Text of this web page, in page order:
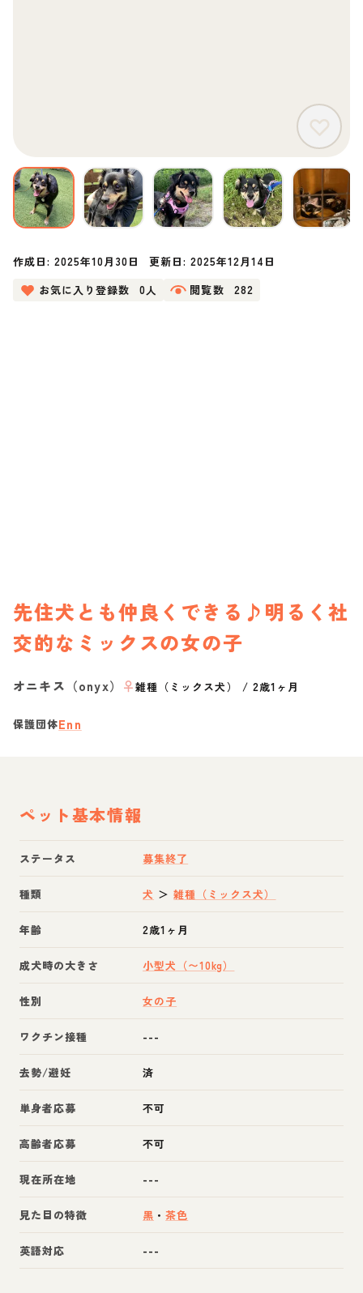
作成日:2025年10月30日 更新日: 2025年12月14日
お気に入り登録数
0人 閲覧数 282
先住犬とも仲良くできる♪明るく社
交的なミックスの女の子
オニキス（onyx） ♀雑種（ミックス犬） / 2歳1ヶ月
保護団体Enn
ペット基本情報
ステータス 募集終了
種類 犬 ＞雑種（ミックス犬）
年齢 2歳1ヶ月
成犬時の大きさ 小型犬（〜10kg）
性別 女の子
ワクチン接種 ---
去勢/避妊 済
単身者応募 不可
高齢者応募 不可
現在所在地 ---
見た目の特徴 黒 ・茶色
英語対応 ---